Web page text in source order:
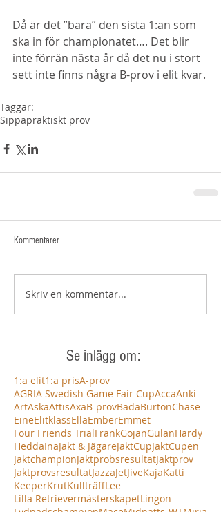
Då är det ”bara” den sista 1:an som
ska in för championatet…. Det blir
inte förrän nästa år då det nu i stort
sett inte finns några B-prov i elit kvar.
Taggar:
Sippapraktiskt prov
Kommentarer
Skriv en kommentar...
Se inlägg om:
1:a elit1:a prisA-prov
AGRIA Swedish Game Fair CupAccaAnki
ArtAskaAttisAxaB-provBadaBurtonChase
EineElitklassEllaEmberEmmet
Four Friends TrialFrankGojanGulanHardy
HeddaInaJakt & JägareJaktCupJaktCupen
JaktchampionJaktprobsresultatJaktprov
JaktprovsresultatJazzaJetJiveKajaKatti
KeeperKrutKullträffLee
Lilla RetrievermästerskapetLingon